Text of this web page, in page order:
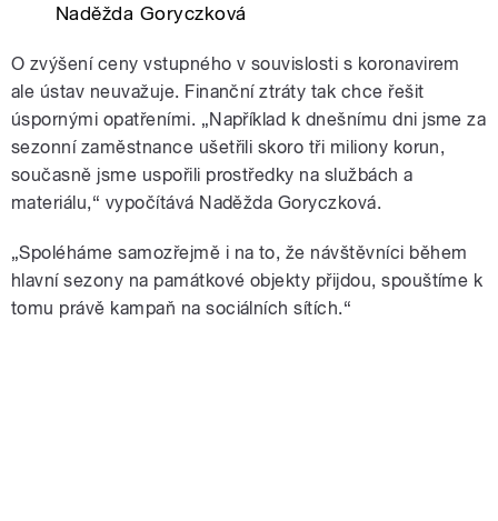
Naděžda Goryczková
O zvýšení ceny vstupného v souvislosti s koronavirem
ale ústav neuvažuje. Finanční ztráty tak chce řešit
úspornými opatřeními. „Například k dnešnímu dni jsme za
sezonní zaměstnance ušetřili skoro tři miliony korun,
současně jsme uspořili prostředky na službách a
materiálu,“ vypočítává Naděžda Goryczková.
„Spoléháme samozřejmě i na to, že návštěvníci během
hlavní sezony na památkové objekty přijdou, spouštíme k
tomu právě kampaň na sociálních sítích.“